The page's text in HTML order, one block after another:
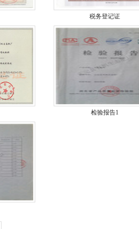
税务登记证
检验报告1